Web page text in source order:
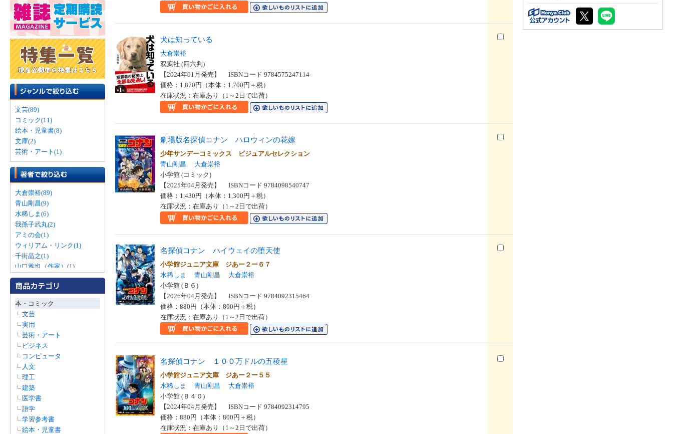
文芸(89)
コミック(11)
絵本・児童書(8)
文庫(2)
芸術・アート(1)
大倉崇裕(89)
青山剛昌(9)
水稀しま(6)
我孫子武丸(2)
アミの会(1)
ウィリアム・リンク(1)
千街晶之(1)
山口雅也（作家）(1)
有栖川有栖(1)
本・コミック
文芸
実用
芸術・アート
ビジネス
コンピュータ
人文
理工
建築
医学書
語学
学習参考書
絵本・児童書
犬は知っている
大倉崇裕
双葉社 (四六判)
【2024年01月発売】 ISBNコード 9784575247114
価格：1,870円（本体：1,700円＋税）
在庫状況：在庫あり（1～2日で出荷）
劇場版名探偵コナン ハロウィンの花嫁
少年サンデーコミックス ビジュアルセレクション
青山剛昌
大倉崇裕
小学館 (コミック)
【2025年04月発売】 ISBNコード 9784098540747
価格：1,430円（本体：1,300円＋税）
在庫状況：在庫あり（1～2日で出荷）
名探偵コナン ハイウェイの堕天使
小学館ジュニア文庫 ジあー２ー６７
水稀しま
青山剛昌
大倉崇裕
小学館 (Ｂ６)
【2026年04月発売】 ISBNコード 9784092315464
価格：880円（本体：800円＋税）
在庫状況：在庫あり（1～2日で出荷）
名探偵コナン １００万ドルの五稜星
小学館ジュニア文庫 ジあー２ー５５
水稀しま
青山剛昌
大倉崇裕
小学館 (Ｂ４０)
【2024年04月発売】 ISBNコード 9784092314795
価格：880円（本体：800円＋税）
在庫状況：在庫あり（1～2日で出荷）